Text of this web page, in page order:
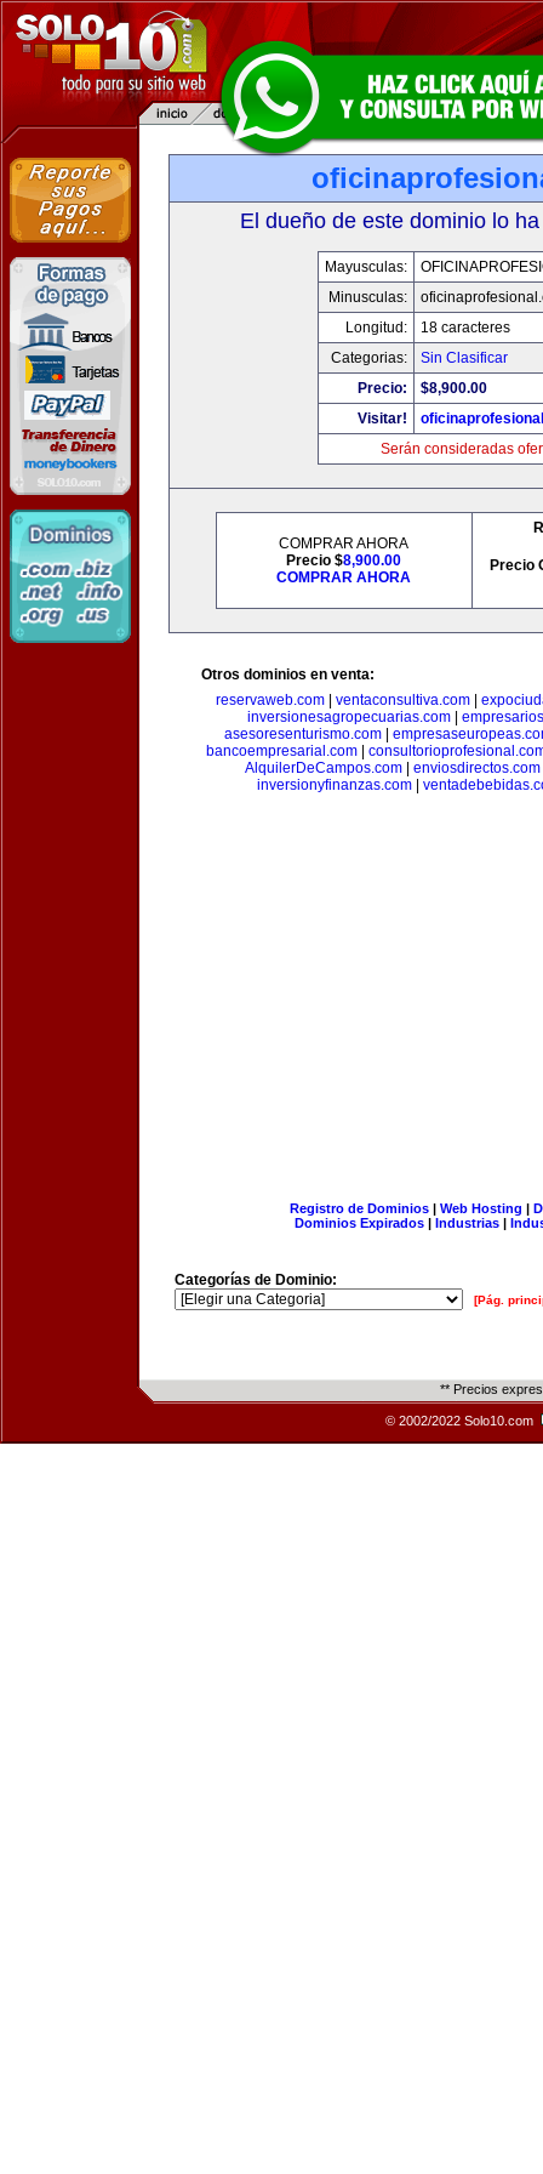
El dueño de este dominio lo
Mayusculas:
Minusculas:
Longitud:
18 caracteres
Categorias:
Sin Clasificar
Precio:
$8,900.00
Visitar!
Serán consideradas
COMPRAR AHORA
Precio $8,900.00
COMPRAR AHORA
Precio
Otros dominios en venta:
reservaweb.com| ventaconsultiva.com|
inversionesagropecuarias.com
asesoresenturismo.com|
bancoempresarial.com
AlquilerDeCampos.com
enviosdirectos.com
inversionyfinanzas.com|
Registro de Dominios| Web Hosting |
Dominios Expirados | Industrias |
Categorías de Dominio:
[Pág.
** Precios
© 2002/2022 Solo10.com